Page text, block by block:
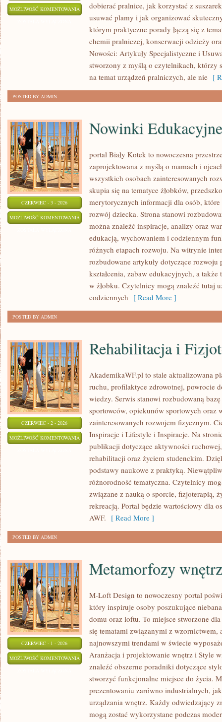
MOŻLIWOŚĆ KOMENTOWANIA DOMOWE
TRIKI
dobierać pralnice, jak korzystać z
usuwać plamy i jak organizować
którym praktyczne porady łączą się z
chemii pralniczej, konserwacji odzieży
Nowości: Artykuły Specjalistyczne i
stworzony z myślą o czytelnikach, którzy
na temat urządzeń pralniczych, ale nie [
POSTED BY ADMIN
CZERWIEC - 3 - 2026
MOŻLIWOŚĆ KOMENTOWANIA NOWINKI
EDUKACYJNE
Nowinki Edukacyjne
portal Biały Kotek to nowoczesna
zaprojektowana z myślą o mamach i
wszystkich osobach zainteresowanych
skupia się na tematyce żłobków,
merytorycznych informacji dla osób,
rozwój dziecka. Strona stanowi
można znaleźć inspiracje, analizy oraz
edukacją, wychowaniem i codziennym
różnych etapach rozwoju. Na witrynie
rozbudowane artykuły dotyczące rozwoju
kształcenia, zabaw edukacyjnych, a
w żłobku. Czytelnicy mogą znaleźć tutaj
codziennych [ Read More ]
POSTED BY ADMIN
CZERWIEC - 2 - 2026
MOŻLIWOŚĆ KOMENTOWANIA REHABILITACJA
FIZJOTERAPIA
Rehabilitacja i
AkademikaWF.pl to stale aktualizowana
ruchu, profilaktyce zdrowotnej, powrocie
wiedzy. Serwis stanowi rozbudowaną
sportowców, opiekunów sportowych oraz
zainteresowanych rozwojem fizycznym.
Inspiracje i Lifestyle i Inspiracje. Na
publikacji dotyczące aktywności
rehabilitacji oraz życiem studenckim.
podstawy naukowe z praktyką.
różnorodność tematyczna. Czytelnicy
związane z nauką o sporcie, fizjoterapią,
rekreacją. Portal będzie wartościowy dla
AWF. [ Read More ]
POSTED BY ADMIN
CZERWIEC - 1 - 2026
MOŻLIWOŚĆ KOMENTOWANIA METAMORFOZY
WNĘTRZ
Metamorfozy wnętrz
M-Loft Design to nowoczesny portal
który inspiruje osoby poszukujące
domu oraz loftu. To miejsce stworzone
się tematami związanymi z wzornictwem,
najnowszymi trendami w świecie
Aranżacja i projektowanie wnętrz i Style
znaleźć obszerne poradniki dotyczące
stworzyć funkcjonalne miejsce do życia.
prezentowaniu zarówno industrialnych,
urządzania wnętrz. Każdy odwiedzający
mogą zostać wykorzystane podczas